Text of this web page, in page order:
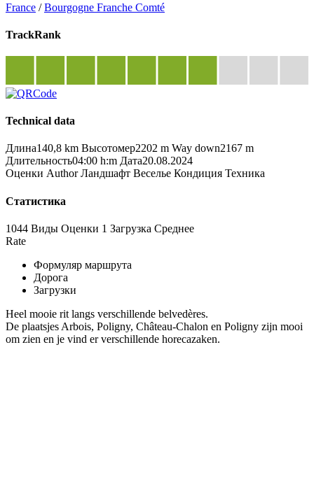
France /Bourgogne Franche Comté
TrackRank
Technical data
Длина140,8 km Высотомер2202 m Way down2167 m
Длительность04:00 h:m Дата20.08.2024
Оценки Author Ландшафт Веселье Кондиция Техника
Статистика
1044 Виды Оценки 1 Загрузка Среднее
Rate
Формуляр маршрута
Дорога
Загрузки
Heel mooie rit langs verschillende belvedères.
De plaatsjes Arbois, Poligny, Château-Chalon en Poligny zijn mooi
om zien en je vind er verschillende horecazaken.